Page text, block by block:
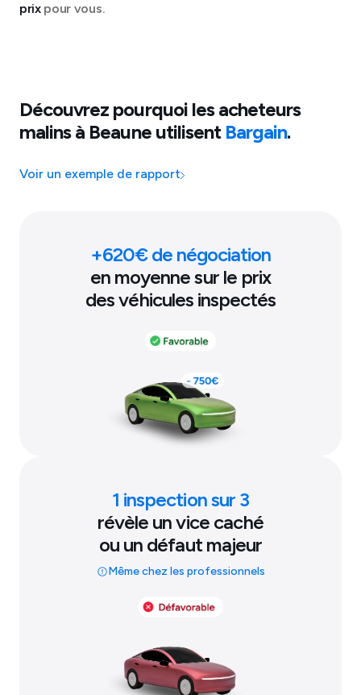
prixpour vous.
Découvrez pourquoi les acheteurs
malins à Beauneutilisent Bargain.
Voir un exemple de rapport
+620€ de négociation
en moyenne sur le prix
des véhicules inspectés
1 inspection sur 3
révèle un vice caché
ou un défaut majeur
Même chez les professionnels